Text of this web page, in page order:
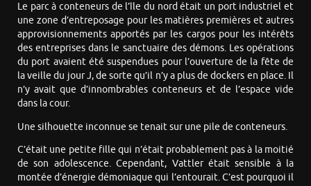
Le parc à conteneurs de l’île du nord était un port industriel et
une zone d’entreposage pour les matières premières et autres
approvisionnements apportés par les cargos pour les intérêts
des entreprises dans le sanctuaire des démons. Les opérations
du port avaient été suspendues pour l’ouverture de la fête de
la veille du jour J, de sorte qu’il n’y a plus de dockers en place. Il
n’y avait que d’innombrables conteneurs et de l’espace vide
dans la cour.
Une silhouette inconnue se tenait sur une pile de conteneurs.
C’était une petite fille qui n’était probablement pas à la moitié
de son adolescence. Cependant, Vattler était sensible à la
montée d’énergie démoniaque qui l’entourait. C’est pourquoi il